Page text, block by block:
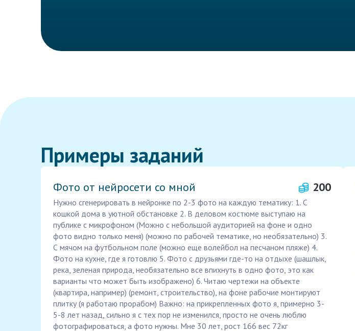
Примеры заданий
Фото от нейросети со мной 200
Нужно сгенерировать в нейронке по 2-3 фото на каждую тематику: 1. С
кошкой дома в уютной обстановке 2. В деловом костюме выступаю на
публике с микрофоном (Можно с небольшой аудиторией на фоне и одно
фото видно только меня) (можно по рабочей тематике, но необязательно) 3.
С мячом на футбольном поле (можно еще волейбол на песчаном пляже) 4.
Фото на кухне, где я готовлю 5. Фото с друзьями где-то на отдыхе (шашлык,
река, зеленая природа, необязательно все впихнуть в одно фото, это как
варианты что может быть изображено) 6. Читаю чертежи на объекте
(квартира, например) (ремонт, строительство), на фоне рабочие монтируют
плитку (я работаю прорабом) Важно: на прикрепленных фото я, примерно 3-
5-8 лет назад, сильно я с тех пор не изменился, просто не очень люблю
фотографироваться, а фото нужны. Мне 30 лет, рост 166 вес 72кг